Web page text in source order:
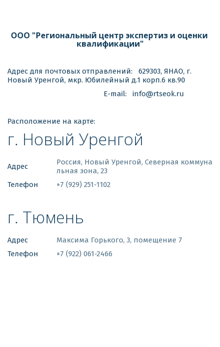
ООО "Региональный центр экспертиз и оценки
квалификации"
Адрес для почтовых отправлений:   629303, ЯНАО, г.
Новый Уренгой, мкр. Юбилейный д.1 корп.6 кв.90
E-mail:   info@rtseok.ru
Расположение на карте:
г. Новый Уренгой
Адрес Россия, Новый Уренгой, Северная коммуна
льная зона, 23
Телефон
+7 (929) 251-1102
г. Тюмень
Адрес
Максима Горького, 3, помещение 7
Телефон
+7 (922) 061-2466